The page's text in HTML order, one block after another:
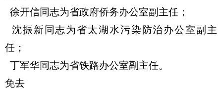
徐开信同志为省政府侨务办公室副主任；
沈振新同志为省太湖水污染防治办公室副主
任；
丁军华同志为省铁路办公室副主任。
免去